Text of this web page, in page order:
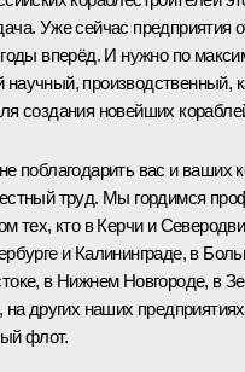
Уже сейчас предприятия
вперёд. И нужно по
производственный,
создания новейших
поблагодарить вас и ваших
труд. Мы гордимся
тех, кто в Керчи и
и Калининграде, в
в Нижнем Новгороде, в
на других наших
флот.